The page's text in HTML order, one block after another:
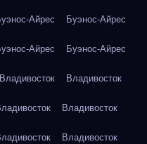
Айрес Буэнос-Айрес
Айрес Буэнос-Айрес
Владивосток Владивосток
Владивосток
Владивосток